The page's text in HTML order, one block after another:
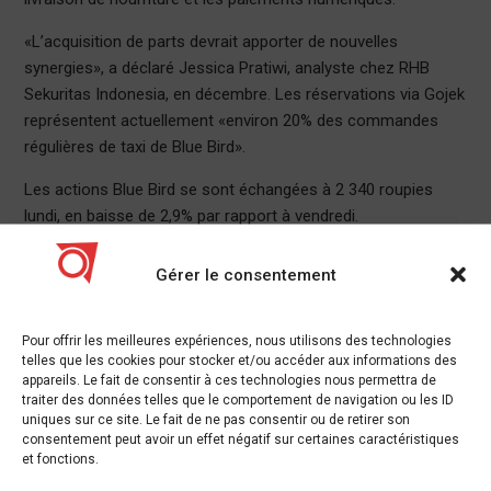
Gérer le consentement
Pour offrir les meilleures expériences, nous utilisons des technologies
telles que les cookies pour stocker et/ou accéder aux informations des
appareils. Le fait de consentir à ces technologies nous permettra de
traiter des données telles que le comportement de navigation ou les ID
uniques sur ce site. Le fait de ne pas consentir ou de retirer son
consentement peut avoir un effet négatif sur certaines caractéristiques
et fonctions.
«L’acquisition de parts devrait apporter de nouvelles
synergies», a déclaré Jessica Pratiwi, analyste chez RHB
Sekuritas Indonesia, en décembre. Les réservations via Gojek
représentent actuellement «environ 20% des commandes
régulières de taxi de Blue Bird».
Les actions Blue Bird se sont échangées à 2 340 roupies
lundi, en baisse de 2,9% par rapport à vendredi.
Gojek a déclaré en octobre qu’il se préparait à une double
cotation et cherchait une plus grande part du marché
chefs d’entreprise de la société, Andre Soelistyo et Kevin
Aluwi, souhaitaient poursuivre l’expansion de Gojek. Bien qu’il
n’y ait « aucune date fixe » pour une inscription, Soelistyo a
déclaré que la société essayait de travailler sur « la
construction d’une meilleure gouvernance » avec son
introduction en bourse.